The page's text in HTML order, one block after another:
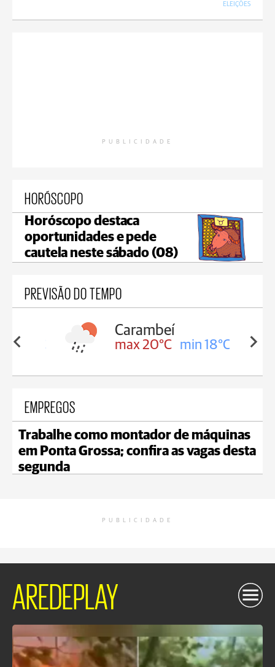
ELEIÇÕES
PUBLICIDADE
HORÓSCOPO
Horóscopo destaca
oportunidades e pede
cautela neste sábado (08)
PREVISÃO DO TEMPO
18°C
Carambeí
max 20°C min 18°C
EMPREGOS
Trabalhe como montador de máquinas
em Ponta Grossa; confira as vagas desta
segunda
PUBLICIDADE
AREDEPLAY